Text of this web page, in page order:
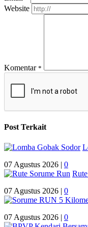
Website
Komentar *
Post Terkait
07 Agustus 2026 | 0
07 Agustus 2026 | 0
07 Agustus 2026 | 0